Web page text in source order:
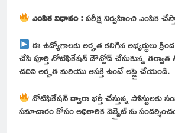
ఎంపిక విధానం :పరీక్ష నిర్వహించి ఎంపిక
ఈ ఉద్యోగాలకు అర్హత కలిగిన అభ్యర్థులు క్రింద
చేసి పూర్తి నోటిఫికేషన్ డౌన్లోడ్ చేసుకున్న
చదివి అర్హత మరియు ఆసక్తి ఉంటే అప్లై చేయండి.
నోటిఫికేషన్ ద్వారా భర్తీ చేస్తున్న పోస్టులకు
సమాచారం కోసం అధికారిక వెబ్సైట్ ను